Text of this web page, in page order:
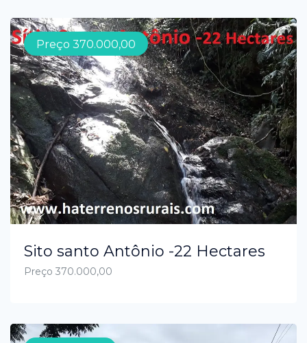
Preço 370.000,00
Sito santo Antônio -22 Hectares
Preço 370.000,00